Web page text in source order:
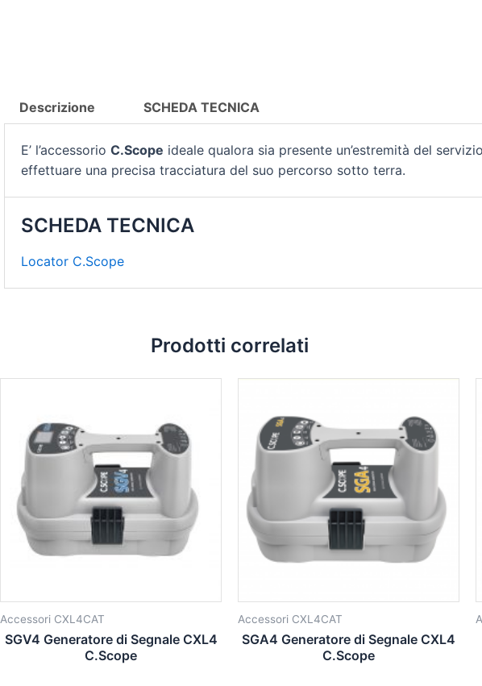
Descrizione SCHEDA TECNICA
E’ l’accessorio C.Scope ideale qualora sia presente un’estremità del
effettuare una precisa tracciatura del suo percorso sotto terra.
SCHEDA TECNICA
Locator C.Scope
Prodotti correlati
Accessori CXL4CAT
SGV4 Generatore di Segnale CXL4
C.Scope
Accessori CXL4CAT
SGA4 Generatore di Segnale CXL4
C.Scope